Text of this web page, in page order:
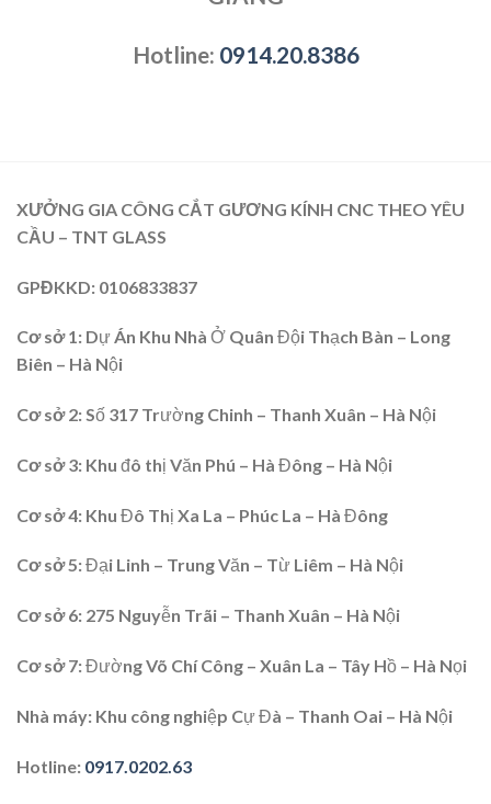
Hotline: 0914.20.8386
XƯỞNG GIA CÔNG CẮT GƯƠNG KÍNH CNC THEO YÊU
CẦU – TNT GLASS
GPĐKKD: 0106833837
Cơ sở 1: Dự Án Khu Nhà Ở Quân Đội Thạch Bàn – Long
Biên – Hà Nội
Cơ sở 2: Số 317 Trường Chinh – Thanh Xuân – Hà Nội
Cơ sở 3: Khu đô thị Văn Phú – Hà Đông – Hà Nội
Cơ sở 4: Khu Đô Thị Xa La – Phúc La – Hà Đông
Cơ sở 5:Đại Linh – Trung Văn – Từ Liêm – Hà Nội
Cơ sở 6: 275 Nguyễn Trãi – Thanh Xuân – Hà Nội
Cơ sở 7: Đường Võ Chí Công – Xuân La – Tây Hồ – Hà Nọi
Nhà máy: Khu công nghiệp Cự Đà – Thanh Oai – Hà Nội
Hotline: 0917.0202.63